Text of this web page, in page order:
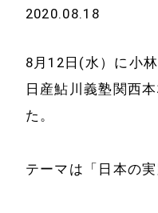
2020.08.18
8月12日(水）に小
日産鮎川義塾関西
た。
テーマは「日本の実